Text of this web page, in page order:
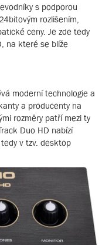
s podporou
rozlišením,
ceny. Je zde tedy
na které se blíže
moderní technologie a
a producenty na
rozměry patří mezi ty
Duo HD nabízí
v tzv. desktop